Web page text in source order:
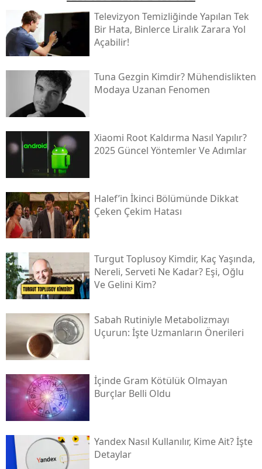
Televizyon Temizliğinde Yapılan Tek
Bir Hata, Binlerce Liralık Zarara Yol
Açabilir!
Tuna Gezgin Kimdir? Mühendislikten
Modaya Uzanan Fenomen
Xiaomi Root Kaldırma Nasıl Yapılır?
2025 Güncel Yöntemler Ve Adımlar
Halef’in İkinci Bölümünde Dikkat
Çeken Çekim Hatası
Turgut Toplusoy Kimdir, Kaç Yaşında,
Nereli, Serveti Ne Kadar? Eşi, Oğlu
Ve Gelini Kim?
Sabah Rutiniyle Metabolizmayı
Uçurun: İşte Uzmanların Önerileri
İçinde Gram Kötülük Olmayan
Burçlar Belli Oldu
Yandex Nasıl Kullanılır, Kime Ait? İşte
Detaylar